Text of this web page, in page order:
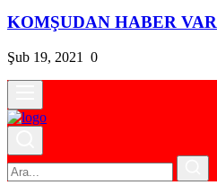
KOMŞUDAN HABER VAR
Şub 19, 2021 0